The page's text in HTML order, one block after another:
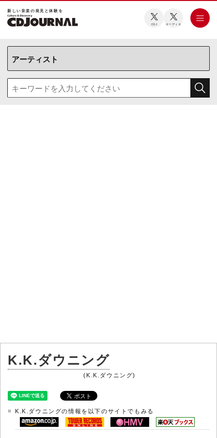
新しい⾳楽の発⾒と体験を
CDJ オーディオ
K.K.ダウニング
(K.K.ダウニング)
K.K.ダウニングの情報を以下のサイトでもみる